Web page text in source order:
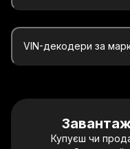
VIN-декодери за
Купуєш чи